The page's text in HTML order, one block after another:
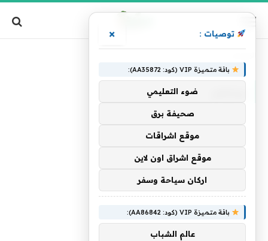
توصيات : ×
باقة متميزة VIP (كود: AA35872):
ضوء التعليمي
صحيفة برق
موقع اشراقات
موقع اشراق اون لاين
اركان سياحة وسفر
باقة متميزة VIP (كود: AA86842):
عالم الشباب